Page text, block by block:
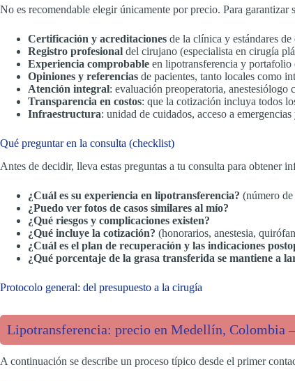
No es recomendable elegir únicamente por precio. Para
Certificación y acreditaciones de la clínica y estándares
Registro profesional del cirujano (especialista en cirugía
Experiencia comprobable en lipotransferencia y portafolio
Opiniones y referencias de pacientes, tanto locales como
Atención integral: evaluación preoperatoria,
Transparencia en costos: que la cotización incluya todos
Infraestructura: unidad de cuidados, acceso a
Qué preguntar en la consulta (checklist)
Antes de decidir, lleva estas preguntas a tu consulta para obtener
¿Cuál es su experiencia en lipotransferencia? (número
¿Puedo ver fotos de casos similares al mío?
¿Qué riesgos y complicaciones existen?
¿Qué incluye la cotización? (honorarios, anestesia,
¿Cuál es el plan de recuperación y las indicaciones
¿Qué porcentaje de la grasa transferida se mantiene a
Protocolo general: del presupuesto a la cirugía
Lipotransferencia: precio en Medellín, Colombia
A continuación se describe un proceso típico desde el primer